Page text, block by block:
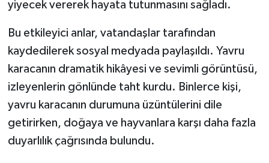
yiyecek vererek hayata tutunmasını sağladı.
Bu etkileyici anlar, vatandaşlar tarafından
kaydedilerek sosyal medyada paylaşıldı. Yavru
karacanın dramatik hikâyesi ve sevimli görüntüsü,
izleyenlerin gönlünde taht kurdu. Binlerce kişi,
yavru karacanın durumuna üzüntülerini dile
getirirken, doğaya ve hayvanlara karşı daha fazla
duyarlılık çağrısında bulundu.